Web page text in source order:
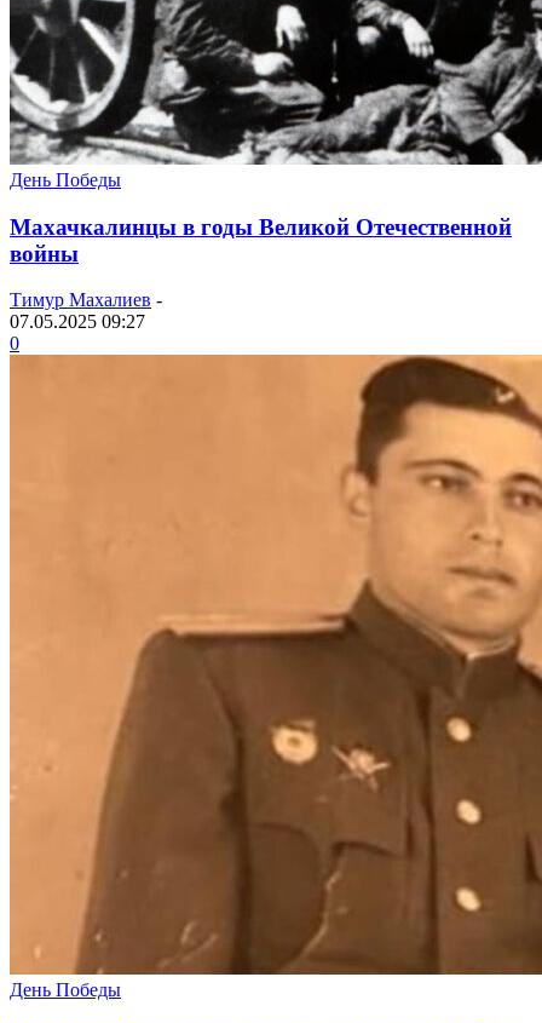
День Победы
Махачкалинцы в годы Великой Отечественной
войны
Тимур Махалиев -
07.05.2025 09:27
0
День Победы